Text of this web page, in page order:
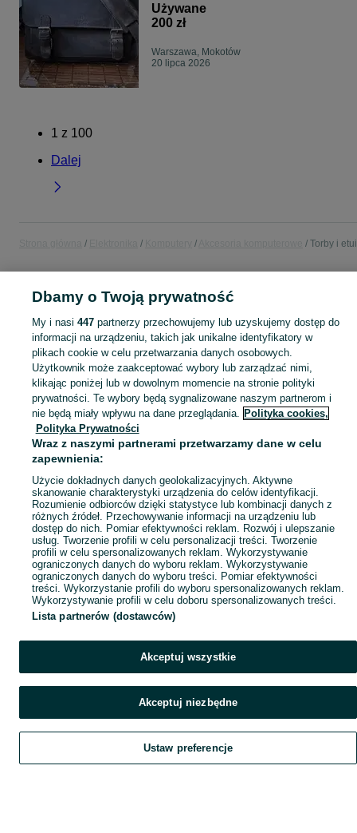
Używane
200 zł
Warszawa, Mokotów
20 lipca 2026
1 z 100
Dalej
Torby i etui
KATEGORIA
Sprzedaż etui i toreb na laptopa w Polsce ▶️ Różne marki i kolory ✅ Nowe i używane w atrakcyjnych cenach ✌ Znajdź atrakcyjne ogłoszenia na OLX.pl! Zobacz
Mapa kategorii
Mapa miejscowości
Mapa ministron
Szukaj Obserwujesz Dodaj Czat Konto
Dbamy o Twoją prywatność
My i nasi 447partnerzy przechowujemy lub uzyskujemy dostęp do
informacji na urządzeniu, takich jak unikalne identyfikatory w
plikach cookie w celu przetwarzania danych osobowych.
Użytkownik może zaakceptować wybory lub zarządzać nimi,
klikając poniżej lub w dowolnym momencie na stronie polityki
prywatności. Te wybory będą sygnalizowane naszym partnerom i
nie będą miały wpływu na dane przeglądania. Polityka cookies,
Polityka Prywatności
Wraz z naszymi partnerami przetwarzamy dane w celu
zapewnienia:
Użycie dokładnych danych geolokalizacyjnych. Aktywne
skanowanie charakterystyki urządzenia do celów identyfikacji.
Rozumienie odbiorców dzięki statystyce lub kombinacji danych z
różnych źródeł. Przechowywanie informacji na urządzeniu lub
dostęp do nich. Pomiar efektywności reklam. Rozwój i ulepszanie
usług. Tworzenie profili w celu personalizacji treści. Tworzenie
profili w celu spersonalizowanych reklam. Wykorzystywanie
ograniczonych danych do wyboru reklam. Wykorzystywanie
ograniczonych danych do wyboru treści. Pomiar efektywności
treści. Wykorzystanie profili do wyboru spersonalizowanych reklam.
Wykorzystywanie profili w celu doboru spersonalizowanych treści.
Lista partnerów (dostawców)
Akceptuj wszystkie
Akceptuj niezbędne
Ustaw preferencje